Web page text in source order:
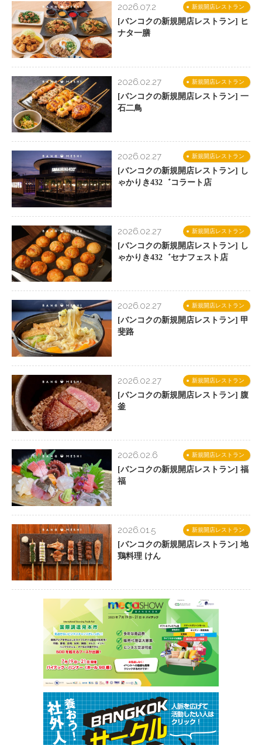
新規開店レストラン
2026.07.2
[バンコクの新規開店レストラン] ヒ
ナタ一膳
新規開店レストラン
2026.02.27
[バンコクの新規開店レストラン] 一
石二鳥
新規開店レストラン
2026.02.27
[バンコクの新規開店レストラン] し
ゃかりき432゛コラート店
新規開店レストラン
2026.02.27
[バンコクの新規開店レストラン] し
ゃかりき432゛セナフェスト店
新規開店レストラン
2026.02.27
[バンコクの新規開店レストラン] 甲
斐路
新規開店レストラン
2026.02.27
[バンコクの新規開店レストラン] 腹
釜
新規開店レストラン
2026.02.6
[バンコクの新規開店レストラン] 福
福
新規開店レストラン
2026.01.5
[バンコクの新規開店レストラン] 地
鶏料理 けん